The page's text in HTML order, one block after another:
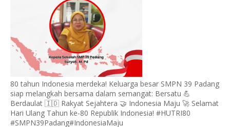
80 tahun Indonesia merdeka! Keluarga besar SMPN 39 Padang
siap melangkah bersama dalam semangat: Bersatu 💪
Berdaulat 🇮🇩 Rakyat Sejahtera 🤝 Indonesia Maju 🚀 Selamat
Hari Ulang Tahun ke-80 Republik Indonesia! #HUTRI80
#SMPN39Padang#IndonesiaMaju